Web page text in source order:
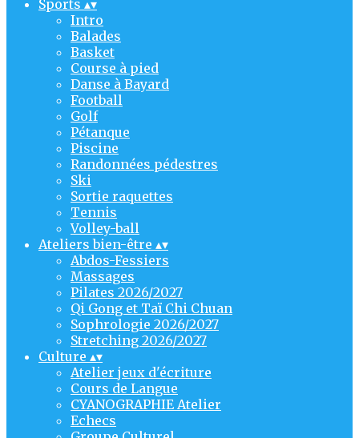
Sports ▴▾
Intro
Balades
Basket
Course à pied
Danse à Bayard
Football
Golf
Pétanque
Piscine
Randonnées pédestres
Ski
Sortie raquettes
Tennis
Volley-ball
Ateliers bien-être ▴▾
Abdos-Fessiers
Massages
Pilates 2026/2027
Qi Gong et Taï Chi Chuan
Sophrologie 2026/2027
Stretching 2026/2027
Culture ▴▾
Atelier jeux d'écriture
Cours de Langue
CYANOGRAPHIE Atelier
Echecs